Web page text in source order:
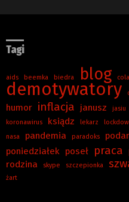
Tagi
aids beemka biedra blog cola
demotywatory
humor inflacja janusz jasiu
koronawirus ksiądz lekarz
nasa pandemia paradoks
poniedziałek poseł praca
rodzina skype szczepionka
żart